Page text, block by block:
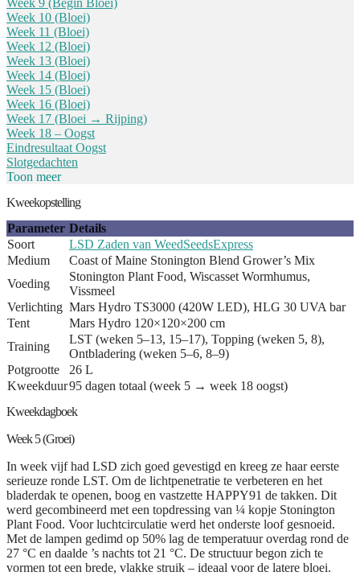
Week 9 (Begin Bloei)
Week 10 (Bloei)
Week 11 (Bloei)
Week 12 (Bloei)
Week 13 (Bloei)
Week 14 (Bloei)
Week 15 (Bloei)
Week 16 (Bloei)
Week 17 (Bloei → Rijping)
Week 18 – Oogst
Eindresultaat Oogst
Slotgedachten
Toon meer
Kweekopstelling
Parameter Details
Soort
LSD Zaden van WeedSeedsExpress
Medium
Coast of Maine Stonington Blend Grower’s Mix
Voeding
Stonington Plant Food, Wiscasset Wormhumus,
Vissmeel
Verlichting Mars Hydro TS3000 (420W LED), HLG 30 UVA bar
Tent
Mars Hydro 120×120×200 cm
Training
LST (weken 5–13, 15–17), Topping (weken 5, 8),
Ontbladering (weken 5–6, 8–9)
Potgrootte
26 L
Kweekduur95 dagen totaal (week 5 → week 18 oogst)
Kweekdagboek
Week 5 (Groei)
In week vijf had LSD zich goed gevestigd en kreeg ze haar eerste
serieuze ronde LST. Om de lichtpenetratie te verbeteren en het
bladerdak te openen, boog en vastzette HAPPY91 de takken. Dit
werd gecombineerd met een topdressing van ¼ kopje Stonington
Plant Food. Voor luchtcirculatie werd het onderste loof gesnoeid.
Met de lampen gedimd op 50% lag de temperatuur overdag rond de
27 °C en daalde ’s nachts tot 21 °C. De structuur begon zich te
vormen tot een brede, vlakke struik – ideaal voor de latere bloei.